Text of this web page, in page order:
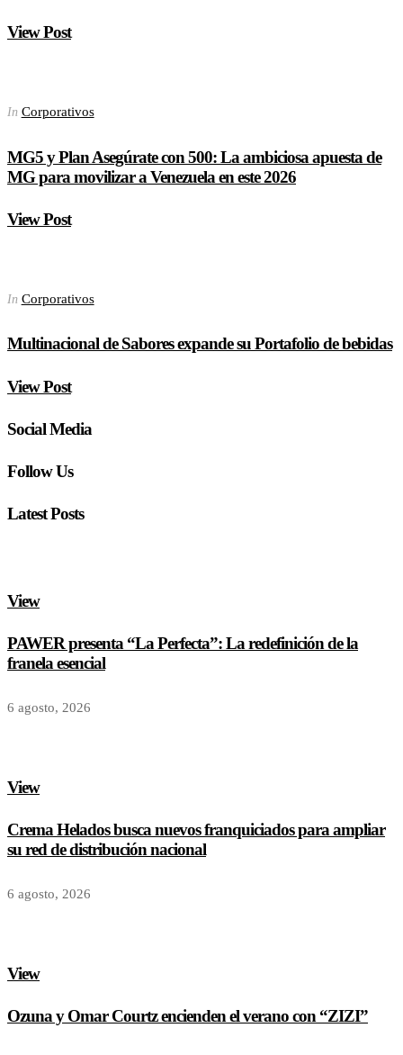
View Post
In Corporativos
MG5 y Plan Asegúrate con 500: La ambiciosa apuesta de
MG para movilizar a Venezuela en este 2026
View Post
In Corporativos
Multinacional de Sabores expande su Portafolio de bebidas
View Post
Social Media
Follow Us
Latest Posts
View
PAWER presenta “La Perfecta”: La redefinición de la
franela esencial
6 agosto, 2026
View
Crema Helados busca nuevos franquiciados para ampliar
su red de distribución nacional
6 agosto, 2026
View
Ozuna y Omar Courtz encienden el verano con “ZIZI”